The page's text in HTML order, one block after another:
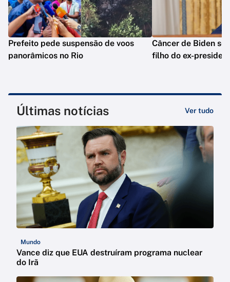
Prefeito pede suspensão de voos
panorâmicos no Rio
Câncer de Biden se
filho do ex-
Últimas notícias Ver tudo
Mundo
Vance diz que EUA destruíram programa nuclear
do Irã